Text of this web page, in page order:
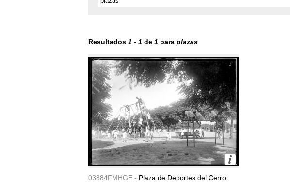
Resultados 1 - 1 de 1 para plazas
03884FMHGE - Plaza de Deportes del Cerro.